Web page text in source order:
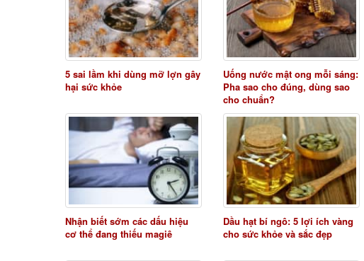
5 sai lầm khi dùng mỡ lợn gây
hại sức khỏe
Uống nước mật ong mỗi sáng:
Pha sao cho đúng, dùng sao
cho chuẩn?
Nhận biết sớm các dấu hiệu
cơ thể đang thiếu magiê
Dầu hạt bí ngô: 5 lợi ích vàng
cho sức khỏe và sắc đẹp